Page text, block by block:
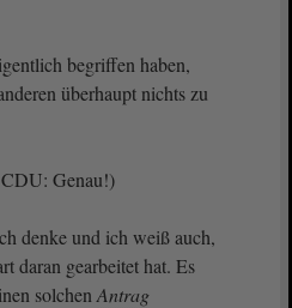
begriffen haben,
überhaupt nichts zu
Genau!)
denke und ich weiß auch,
daran gearbeitet hat. Es
solchen Antrag